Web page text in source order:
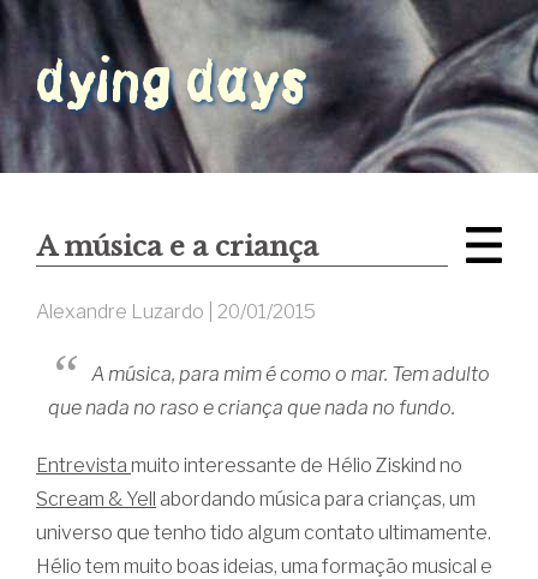
A música e a criança
Alexandre Luzardo | 20/01/2015
A música, para mim é como o mar. Tem adulto
que nada no raso e criança que nada no fundo.
Entrevista muito interessante de Hélio Ziskind no
Scream & Yell abordando música para crianças, um
universo que tenho tido algum contato ultimamente.
Hélio tem muito boas ideias, uma formação musical e